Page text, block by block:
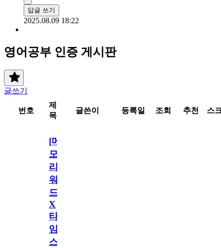
답글 쓰기
2025.08.09 18:22
영어공부 인증 게시판
글쓰기
번호
제
목
글쓴이 등록일 조회 추천 스
[메
모
리
워
드
X
타
임
스